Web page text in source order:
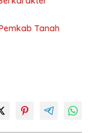
Tanah